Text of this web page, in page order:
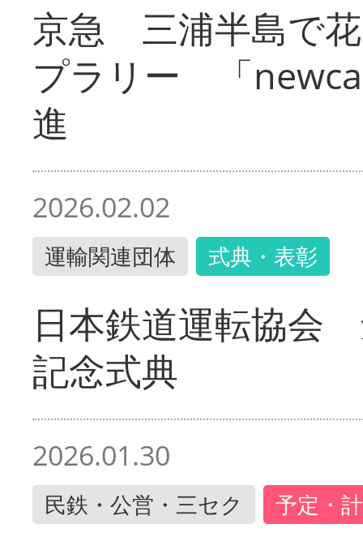
京急 三浦半島で
プラリー 「
進
2026.02.02
運輸関連団体 式典・表彰
日本鉄道運転協会
記念式典
2026.01.30
民鉄・公営・三セク 予定・